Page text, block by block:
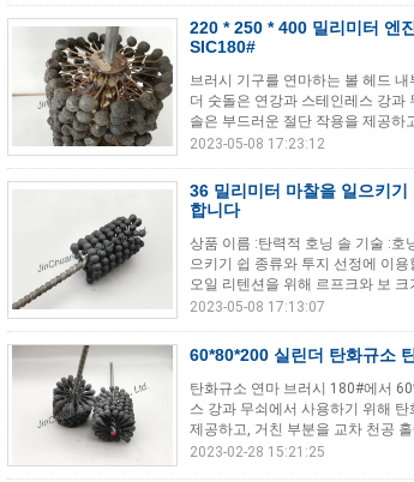
220 * 250 * 400 밀리미터 엔
SIC180#
브러시 기구를 연마하는 볼 헤드
더 숫돌은 연강과 스테인레스 강과
솔은 부드러운 절단 작용을 제공하
2023-05-08 17:23:12
36 밀리미터 마찰을 일으키
합니다
상품 이름 :탄력적 호닝 솔 기술 :호
으키기 쉽 종류와 투지 선정에 이
오일 리텐션을 위해 르프크와 보 크
2023-05-08 17:13:07
60*80*200 실린더 탄화규소
탄화규소 연마 브러시 180#에서
스 강과 무쇠에서 사용하기 위해
제공하고, 거친 부분을 교차 천공
2023-02-28 15:21:25